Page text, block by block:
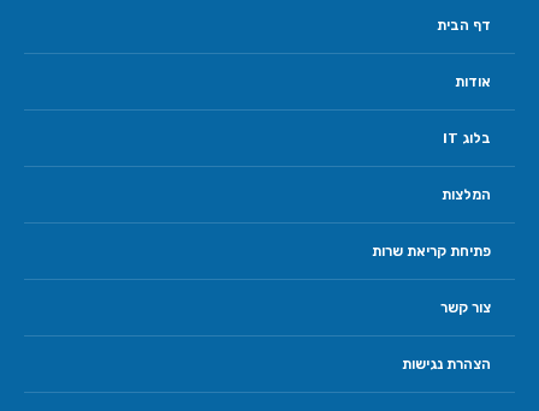
דף הבית
אודות
בלוג IT
המלצות
פתיחת קריאת שרות
צור קשר
הצהרת נגישות